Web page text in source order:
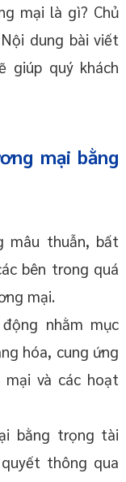
mại là gì? Chủ
dung bài viết
giúp quý khách
mại bằng
mâu thuẫn, bất
bên trong quá
mại.
nhằm mục
hóa, cung ứng
và các hoạt
bằng trọng tài
thông qua